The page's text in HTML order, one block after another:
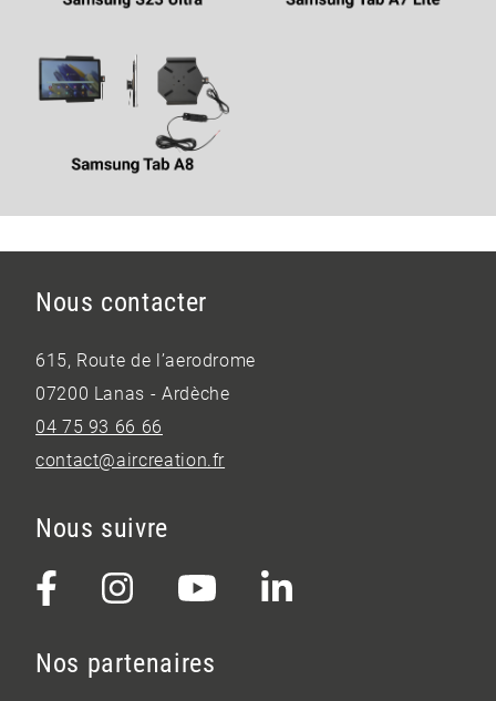
Nous contacter
615, Route de l’aerodrome
07200 Lanas - Ardèche
04 75 93 66 66
contact@aircreation.fr
Nous suivre
Nos partenaires